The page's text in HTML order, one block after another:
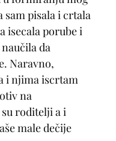
sam pisala i crtala
isecala porube i
da
Naravno,
i njima iscrtam
na
roditelji a i
male dečije